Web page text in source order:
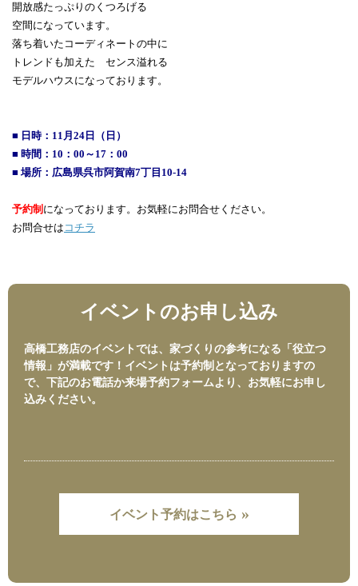
開放感たっぷりのくつろげる
空間になっています。
落ち着いたコーディネートの中に
トレンドも加えた センス溢れる
モデルハウスになっております。
■ 日時：11月24日（日）
■ 時間：10：00～17：00
■ 場所：広島県呉市阿賀南7丁目10-14
予約制 になっております。お気軽にお問合せください。
お問合せは コチラ
イベントのお申し込み
高橋工務店のイベントでは、家づくりの参考になる「役立つ
情報」が満載です！イベントは予約制となっておりますの
で、下記のお電話か来場予約フォームより、お気軽にお申し
込みください。
イベント予約はこちら »